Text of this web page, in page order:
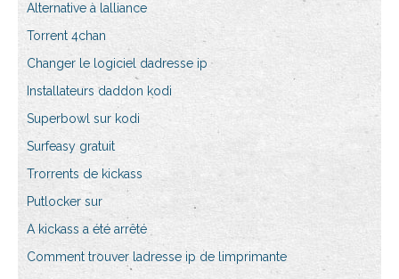
Alternative à lalliance
Torrent 4chan
Changer le logiciel dadresse ip
Installateurs daddon kodi
Superbowl sur kodi
Surfeasy gratuit
Trorrents de kickass
Putlocker sur
A kickass a été arrêté
Comment trouver ladresse ip de limprimante